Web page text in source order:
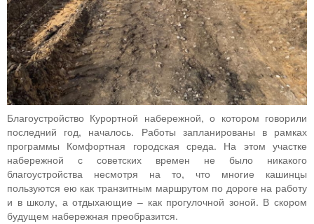
Благоустройство Курортной набережной, о котором говорили
последний год, началось. Работы запланированы в рамках
программы Комфортная городская среда. На этом участке
набережной с советских времен не было никакого
благоустройства несмотря на то, что многие кашинцы
пользуются ею как транзитным маршрутом по дороге на работу
и в школу, а отдыхающие – как прогулочной зоной. В скором
будущем набережная преобразится.